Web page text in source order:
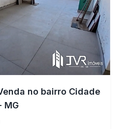
no bairro Cidade
MG